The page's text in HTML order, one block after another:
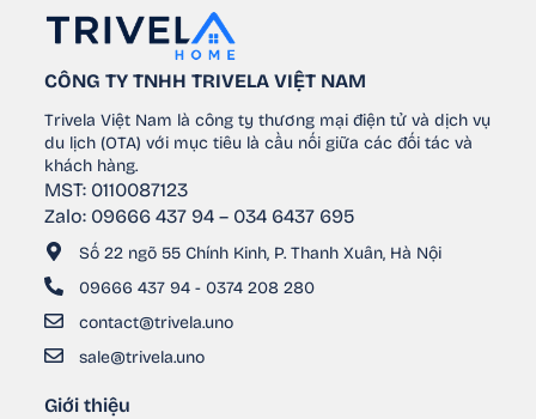
CÔNG TY TNHH TRIVELA VIỆT NAM
Trivela Việt Nam là công ty thương mại điện tử và dịch vụ
du lịch (OTA) với mục tiêu là cầu nối giữa các đối tác và
khách hàng.
MST: 0110087123
Zalo: 09666 437 94 – 034 6437 695
Số 22 ngõ 55 Chính Kinh, P. Thanh Xuân, Hà Nội
09666 437 94 - 0374 208 280
contact@trivela.uno
sale@trivela.uno
Giới thiệu